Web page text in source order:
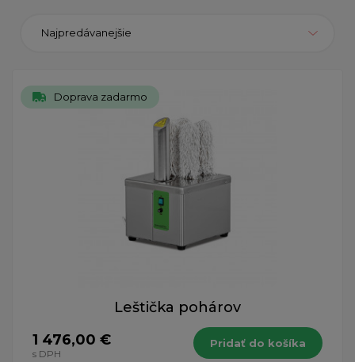
Najpredávanejšie
Doprava zadarmo
Leštička pohárov
1 476,00 €
s DPH
Pridať do košíka